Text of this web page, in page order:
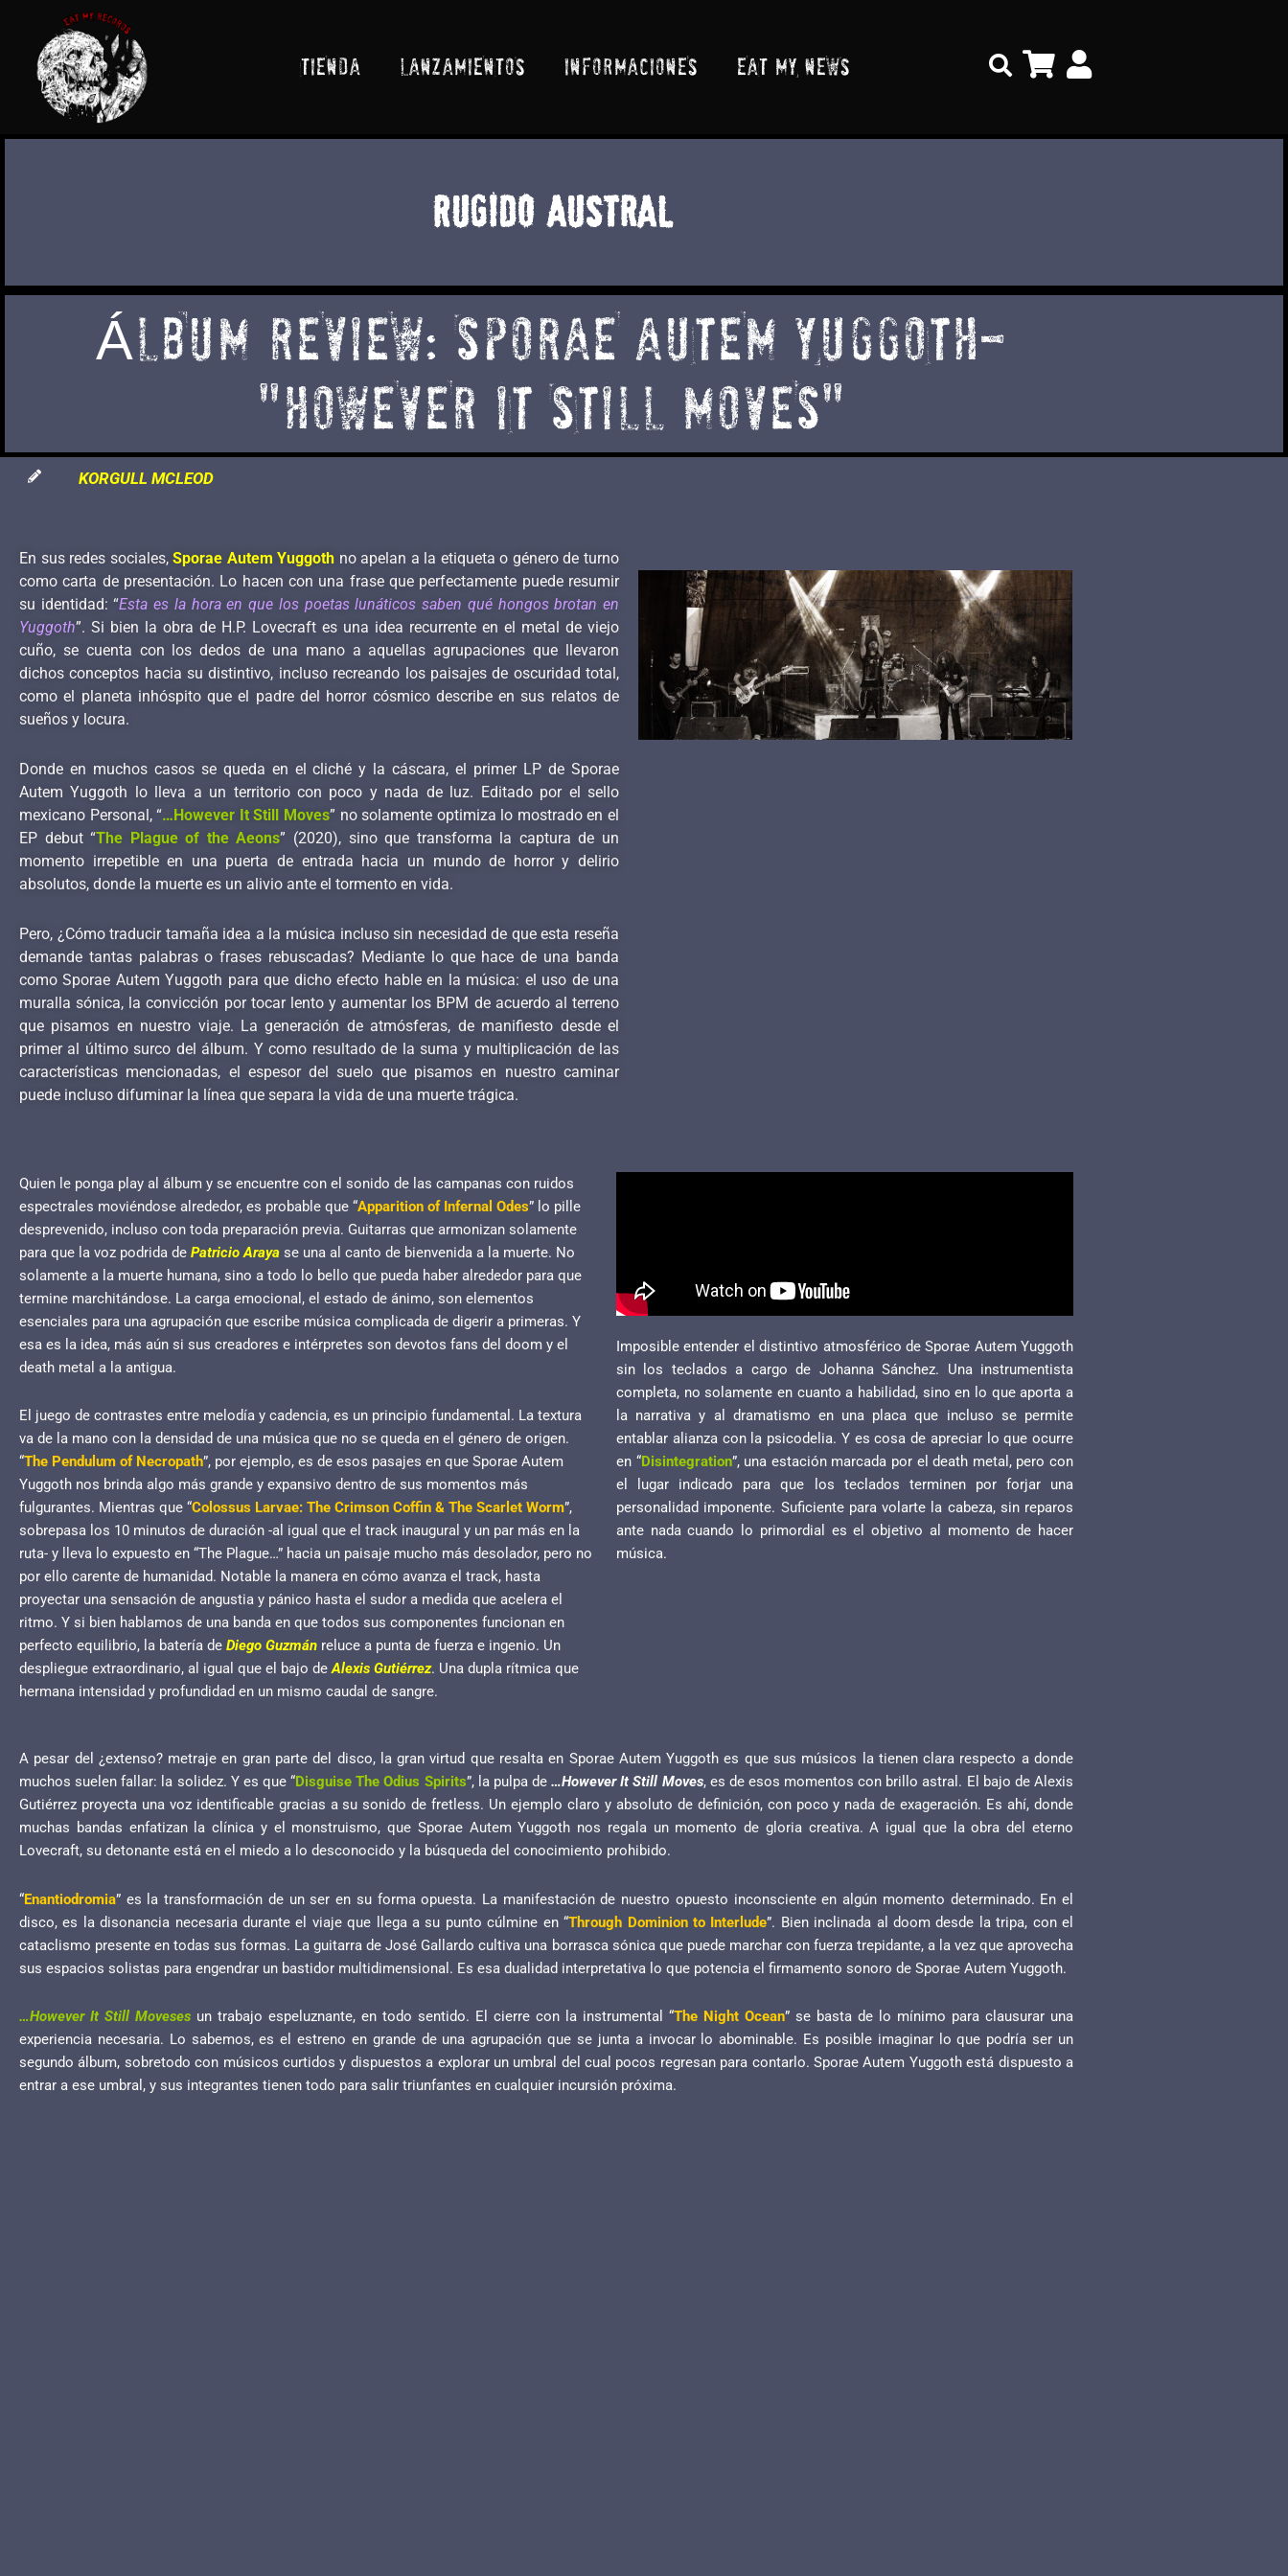
contenido
TIENDA LANZAMIENTOS INFORMACIONES EAT MY NEWS Search
Rugido Austral
ÁLBUM REVIEW: SPORAE AUTEM YUGGOTH-
"HOWEVER IT STILL MOVES"
KORGULL MCLEOD
En sus redes sociales,Sporae Autem Yuggoth no apelan a la etiqueta o género de turno
como carta de presentación. Lo hacen con una frase que perfectamente puede resumir
su identidad: “Esta es la hora en que los poetas lunáticos saben qué hongos brotan en
Yuggoth”. Si bien la obra de H.P. Lovecraft es una idea recurrente en el metal de viejo
cuño, se cuenta con los dedos de una mano a aquellas agrupaciones que llevaron
dichos conceptos hacia su distintivo, incluso recreando los paisajes de oscuridad total,
como el planeta inhóspito que el padre del horror cósmico describe en sus relatos de
sueños y locura.
Donde en muchos casos se queda en el cliché y la cáscara, el primer LP de Sporae
Autem Yuggoth lo lleva a un territorio con poco y nada de luz. Editado por el sello
mexicano Personal, “…However It Still Moves” no solamente optimiza lo mostrado en el
EP debut “The Plague of the Aeons” (2020), sino que transforma la captura de un
momento irrepetible en una puerta de entrada hacia un mundo de horror y delirio
absolutos, donde la muerte es un alivio ante el tormento en vida.
Pero, ¿Cómo traducir tamaña idea a la música incluso sin necesidad de que esta reseña
demande tantas palabras o frases rebuscadas? Mediante lo que hace de una banda
como Sporae Autem Yuggoth para que dicho efecto hable en la música: el uso de una
muralla sónica, la convicción por tocar lento y aumentar los BPM de acuerdo al terreno
que pisamos en nuestro viaje. La generación de atmósferas, de manifiesto desde el
primer al último surco del álbum. Y como resultado de la suma y multiplicación de las
características mencionadas, el espesor del suelo que pisamos en nuestro caminar
puede incluso difuminar la línea que separa la vida de una muerte trágica.
Quien le ponga play al álbum y se encuentre con el sonido de las campanas con ruidos
espectrales moviéndose alrededor, es probable que “Apparition of Infernal Odes” lo pille
desprevenido, incluso con toda preparación previa. Guitarras que armonizan solamente
para que la voz podrida de Patricio Araya se una al canto de bienvenida a la muerte. No
solamente a la muerte humana, sino a todo lo bello que pueda haber alrededor para que
termine marchitándose. La carga emocional, el estado de ánimo, son elementos
esenciales para una agrupación que escribe música complicada de digerir a primeras. Y
esa es la idea, más aún si sus creadores e intérpretes son devotos fans del doom y el
death metal a la antigua.
El juego de contrastes entre melodía y cadencia, es un principio fundamental. La textura
va de la mano con la densidad de una música que no se queda en el género de origen.
“The Pendulum of Necropath”, por ejemplo, es de esos pasajes en que Sporae Autem
Yuggoth nos brinda algo más grande y expansivo dentro de sus momentos más
fulgurantes. Mientras que “Colossus Larvae: The Crimson Coffin & The Scarlet Worm”,
sobrepasa los 10 minutos de duración -al igual que el track inaugural y un par más en la
ruta- y lleva lo expuesto en “The Plague…” hacia un paisaje mucho más desolador, pero no
por ello carente de humanidad. Notable la manera en cómo avanza el track, hasta
proyectar una sensación de angustia y pánico hasta el sudor a medida que acelera el
ritmo. Y si bien hablamos de una banda en que todos sus componentes funcionan en
perfecto equilibrio, la batería de Diego Guzmán reluce a punta de fuerza e ingenio. Un
despliegue extraordinario, al igual que el bajo deAlexis Gutiérrez. Una dupla rítmica que
hermana intensidad y profundidad en un mismo caudal de sangre.
Imposible entender el distintivo atmosférico de Sporae Autem Yuggoth
sin los teclados a cargo de Johanna Sánchez. Una instrumentista
completa, no solamente en cuanto a habilidad, sino en lo que aporta a
la narrativa y al dramatismo en una placa que incluso se permite
entablar alianza con la psicodelia. Y es cosa de apreciar lo que ocurre
en “Disintegration”, una estación marcada por el death metal, pero con
el lugar indicado para que los teclados terminen por forjar una
personalidad imponente. Suficiente para volarte la cabeza, sin reparos
ante nada cuando lo primordial es el objetivo al momento de hacer
música.
A pesar del ¿extenso? metraje en gran parte del disco, la gran virtud que resalta en Sporae Autem Yuggoth es que sus músicos la tienen clara respecto a donde
muchos suelen fallar: la solidez. Y es que “Disguise The Odius Spirits”, la pulpa de…However It Still Moves, es de esos momentos con brillo astral. El bajo de Alexis
Gutiérrez proyecta una voz identificable gracias a su sonido de fretless. Un ejemplo claro y absoluto de definición, con poco y nada de exageración. Es ahí, donde
muchas bandas enfatizan la clínica y el monstruismo, que Sporae Autem Yuggoth nos regala un momento de gloria creativa. A igual que la obra del eterno
Lovecraft, su detonante está en el miedo a lo desconocido y la búsqueda del conocimiento prohibido.
“Enantiodromia” es la transformación de un ser en su forma opuesta. La manifestación de nuestro opuesto inconsciente en algún momento determinado. En el
disco, es la disonancia necesaria durante el viaje que llega a su punto cúlmine en “Through Dominion to Interlude”. Bien inclinada al doom desde la tripa, con el
cataclismo presente en todas sus formas. La guitarra de José Gallardo cultiva una borrasca sónica que puede marchar con fuerza trepidante, a la vez que aprovecha
sus espacios solistas para engendrar un bastidor multidimensional. Es esa dualidad interpretativa lo que potencia el firmamento sonoro de Sporae Autem Yuggoth.
…However It Still Moveses un trabajo espeluznante, en todo sentido. El cierre con la instrumental “The Night Ocean” se basta de lo mínimo para clausurar una
experiencia necesaria. Lo sabemos, es el estreno en grande de una agrupación que se junta a invocar lo abominable. Es posible imaginar lo que podría ser un
segundo álbum, sobretodo con músicos curtidos y dispuestos a explorar un umbral del cual pocos regresan para contarlo. Sporae Autem Yuggoth está dispuesto a
entrar a ese umbral, y sus integrantes tienen todo para salir triunfantes en cualquier incursión próxima.